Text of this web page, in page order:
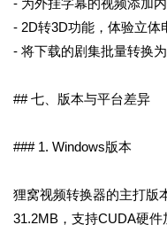
- 为外挂字幕的视频添加
- 2D转3D功能，体验立体
- 将下载的剧集批量转换
## 七、版本与平台差异
### 1. Windows版本
狸窝视频转换器的主打版
31.2MB，支持CUDA硬件